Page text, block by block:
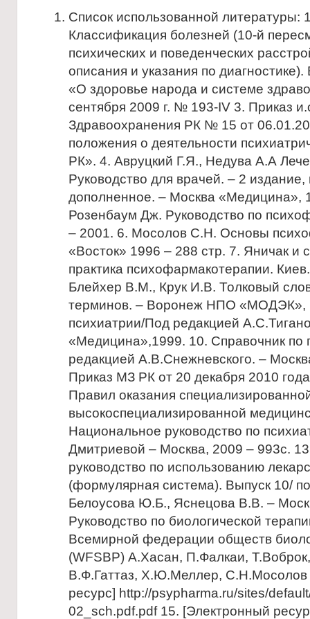
Список использованной литературы:
Классификация болезней (10-й
психических и поведенческих
описания и указания по
«О здоровье народа и системе
сентября 2009 г. № 193-IV 3. Приказ
Здравоохранения РК № 15 от
положения о деятельности
РК». 4. Авруцкий Г.Я., Недува А.А
Руководство для врачей. – 2
дополненное. – Москва «Медицина»,
Розенбаум Дж. Руководство по
– 2001. 6. Мосолов С.Н. Основы
«Восток» 1996 – 288 стр. 7. Яничак и
практика психофармакотерапии.
Блейхер В.М., Крук И.В. Толковый
терминов. – Воронеж НПО «МОДЭК»,
психиатрии/Под редакцией
«Медицина»,1999. 10. Справочник по
редакцией А.В.Снежневского. –
Приказ МЗ РК от 20 декабря 2010
Правил оказания
высокоспециализированной
Национальное руководство по
Дмитриевой – Москва, 2009 – 993с.
руководство по использованию
(формулярная система). Выпуск 10/
Белоусова Ю.Б., Яснецова В.В. –
Руководство по биологической
Всемирной федерации обществ
(WFSBP) А.Хасан, П.Фалкаи,
В.Ф.Гаттаз, Х.Ю.Меллер, С.Н.Мосолов
ресурс] http://psypharma.ru/sites/
02_sch.pdf.pdf 15. [Электронный